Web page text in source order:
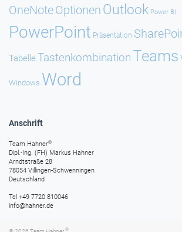
OneNoteOptionen Outlook Power BI
PowerPoint Präsentation
Tabelle TastenkombinationTeams
Windows Word
Anschrift
Team Hahner®
Dipl.-Ing. (FH) Markus Hahner
Arndtstraße 28
78054 Villingen-Schwenningen
Deutschland
Tel +49 7720 810046
info@hahner.de
®